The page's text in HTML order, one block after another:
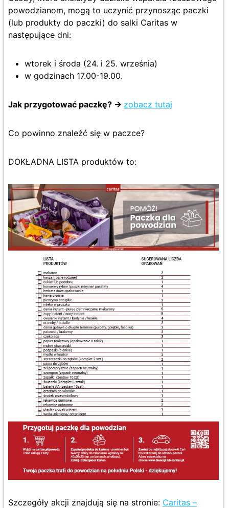
powodzianom, mogą to uczynić przynosząc paczki
(lub produkty do paczki) do salki Caritas w
następujące dni:
wtorek i środa (24. i 25. września)
w godzinach 17.00-19.00.
Jak przygotować paczkę? -> zobacz tutaj
Co powinno znaleźć się w paczce?
DOKŁADNA LISTA produktów to:
Szczegóły akcji znajdują się na stronie: Caritas –